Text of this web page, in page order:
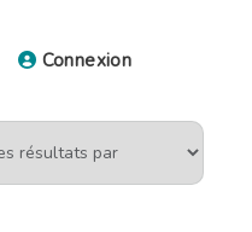
Connexion